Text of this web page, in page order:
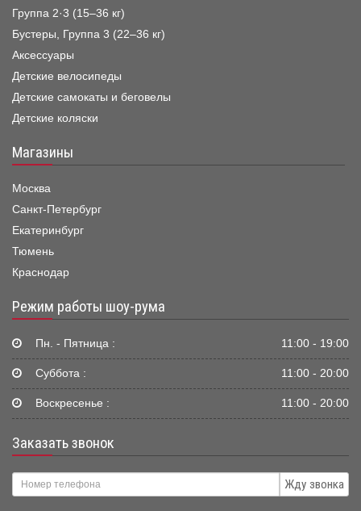
Группа 2·3 (15–36 кг)
Бустеры, Группа 3 (22–36 кг)
Аксессуары
Детские велосипеды
Детские самокаты и беговелы
Детские коляски
Магазины
Москва
Санкт-Петербург
Екатеринбург
Тюмень
Краснодар
Режим работы шоу-рума
Пн. - Пятница : 11:00 - 19:00
Суббота : 11:00 - 20:00
Воскресенье : 11:00 - 20:00
Заказать звонок
Жду звонка